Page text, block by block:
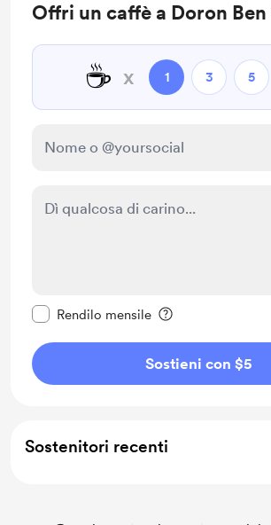
Offri un caffè a Doron
☕ x 1 3 5
Rendilo mensile
Sostieni con $5
Sostenitori recenti